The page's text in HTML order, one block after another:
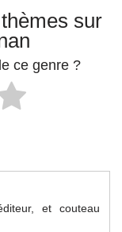
sur
ce genre ?
et couteau